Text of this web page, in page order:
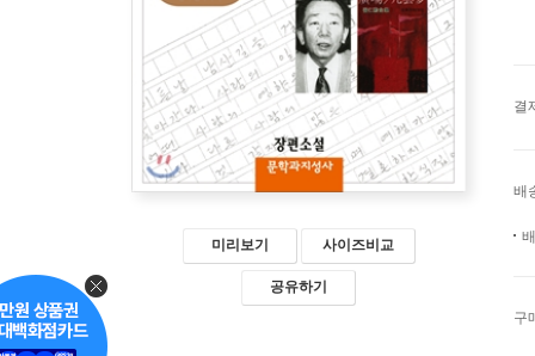
미리보기 사이즈비교
공유하기
결
배
구